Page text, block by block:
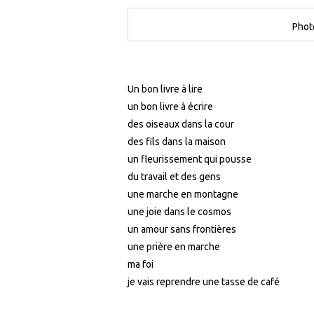
Un bon livre à lire
un bon livre à écrire
des oiseaux dans la cour
des fils dans la maison
un fleurissement qui pousse
du travail et des gens
une marche en montagne
une joie dans le cosmos
un amour sans frontières
une prière en marche
ma foi
je vais reprendre une tasse de café